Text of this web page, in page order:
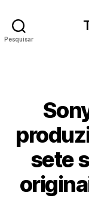
Pesquisar
sete